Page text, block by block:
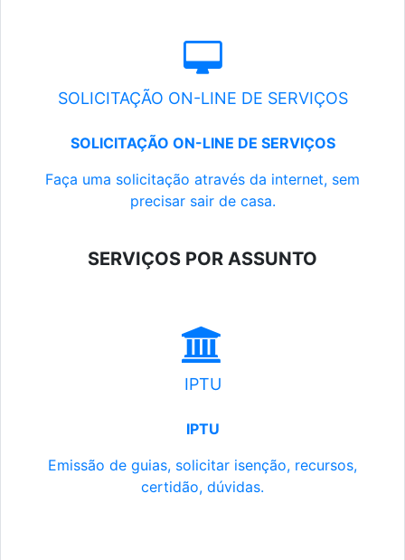
SOLICITAÇÃO ON-LINE DE SERVIÇOS
SOLICITAÇÃO ON-LINE DE SERVIÇOS
Faça uma solicitação através da internet, sem
precisar sair de casa.
SERVIÇOS POR ASSUNTO
IPTU
IPTU
Emissão de guias, solicitar isenção, recursos,
certidão, dúvidas.